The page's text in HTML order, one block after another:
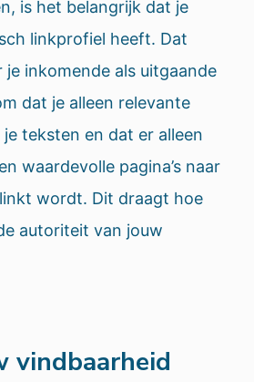
is het belangrijk dat je
linkprofiel heeft. Dat
inkomende als uitgaande
dat je alleen relevante
teksten en dat er alleen
waardevolle pagina’s naar
wordt. Dit draagt hoe
autoriteit van jouw
vindbaarheid